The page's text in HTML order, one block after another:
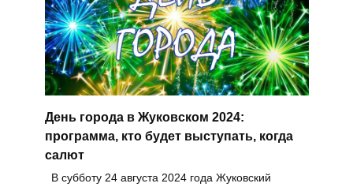
День города в Жуковском 2024:
программа, кто будет выступать, когда
салют
В субботу 24 августа 2024 года Жуковский